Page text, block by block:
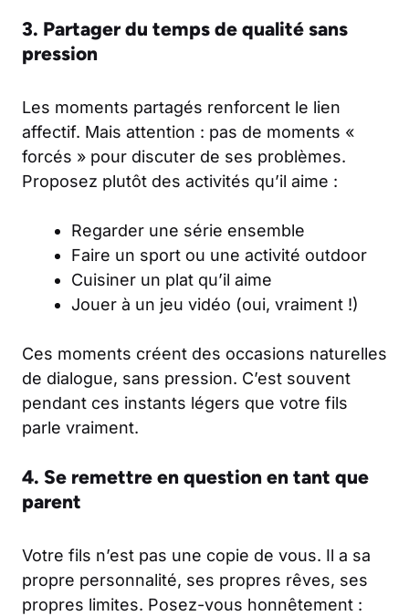
3. Partager du temps de qualité sans
pression
Les moments partagés renforcent le lien
affectif. Mais attention : pas de moments «
forcés » pour discuter de ses problèmes.
Proposez plutôt des activités qu’il aime :
Regarder une série ensemble
Faire un sport ou une activité outdoor
Cuisiner un plat qu’il aime
Jouer à un jeu vidéo (oui, vraiment !)
Ces moments créent des occasions naturelles
de dialogue, sans pression. C’est souvent
pendant ces instants légers que votre fils
parle vraiment.
4. Se remettre en question en tant que
parent
Votre fils n’est pas une copie de vous. Il a sa
propre personnalité, ses propres rêves, ses
propres limites. Posez-vous honnêtement :